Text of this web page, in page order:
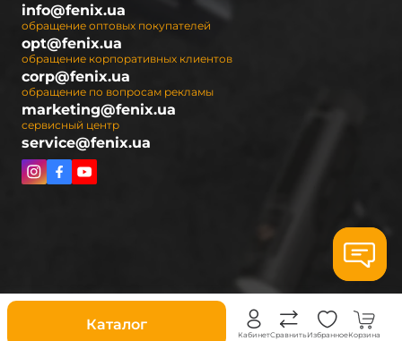
СкидкиКаталог
КабинетСравнитьИзбранноеКорзина
info@fenix.ua
обращение оптовых покупателей
opt@fenix.ua
обращение корпоративных клиентов
corp@fenix.ua
обращение по вопросам рекламы
marketing@fenix.ua
сервисный центр
service@fenix.ua